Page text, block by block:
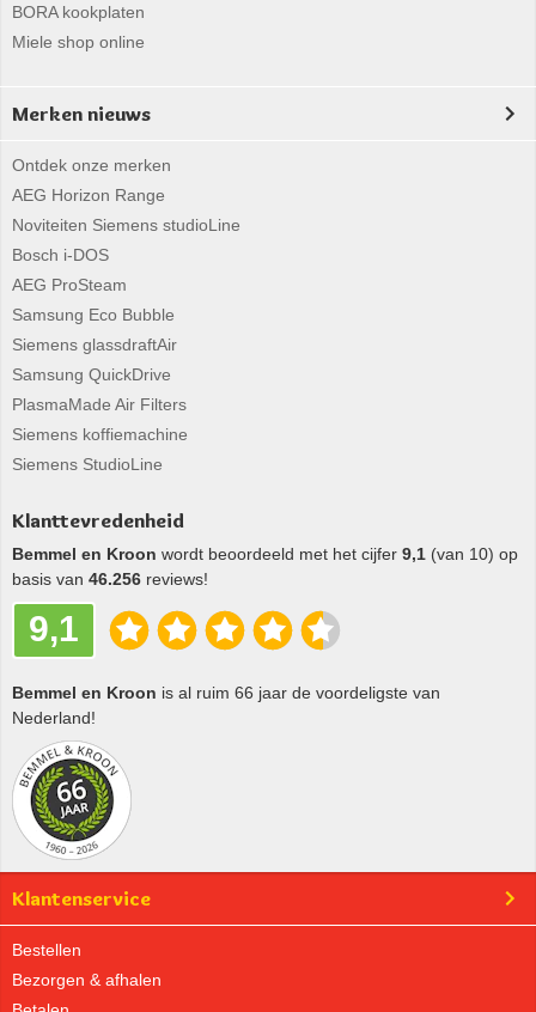
BORA kookplaten
Miele shop online
Merken nieuws
Ontdek onze merken
AEG Horizon Range
Noviteiten Siemens studioLine
Bosch i-DOS
AEG ProSteam
Samsung Eco Bubble
Siemens glassdraftAir
Samsung QuickDrive
PlasmaMade Air Filters
Siemens koffiemachine
Siemens StudioLine
Klanttevredenheid
Bemmel en Kroon wordt beoordeeld met het cijfer 9,1 (van 10) op
basis van 46.256 reviews!
9,1
Bemmel en Kroon is al ruim 66 jaar de voordeligste van
Nederland!
Klantenservice
Bestellen
Bezorgen & afhalen